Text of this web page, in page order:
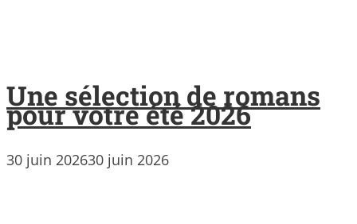
Une sélection de romans
pour votre été 2026
30 juin 202630 juin 2026